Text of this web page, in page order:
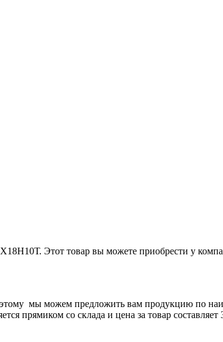
. Этот товар вы можете приобрести у
мы можем предложить вам продукцию по
прямиком со склада и цена за товар составляет